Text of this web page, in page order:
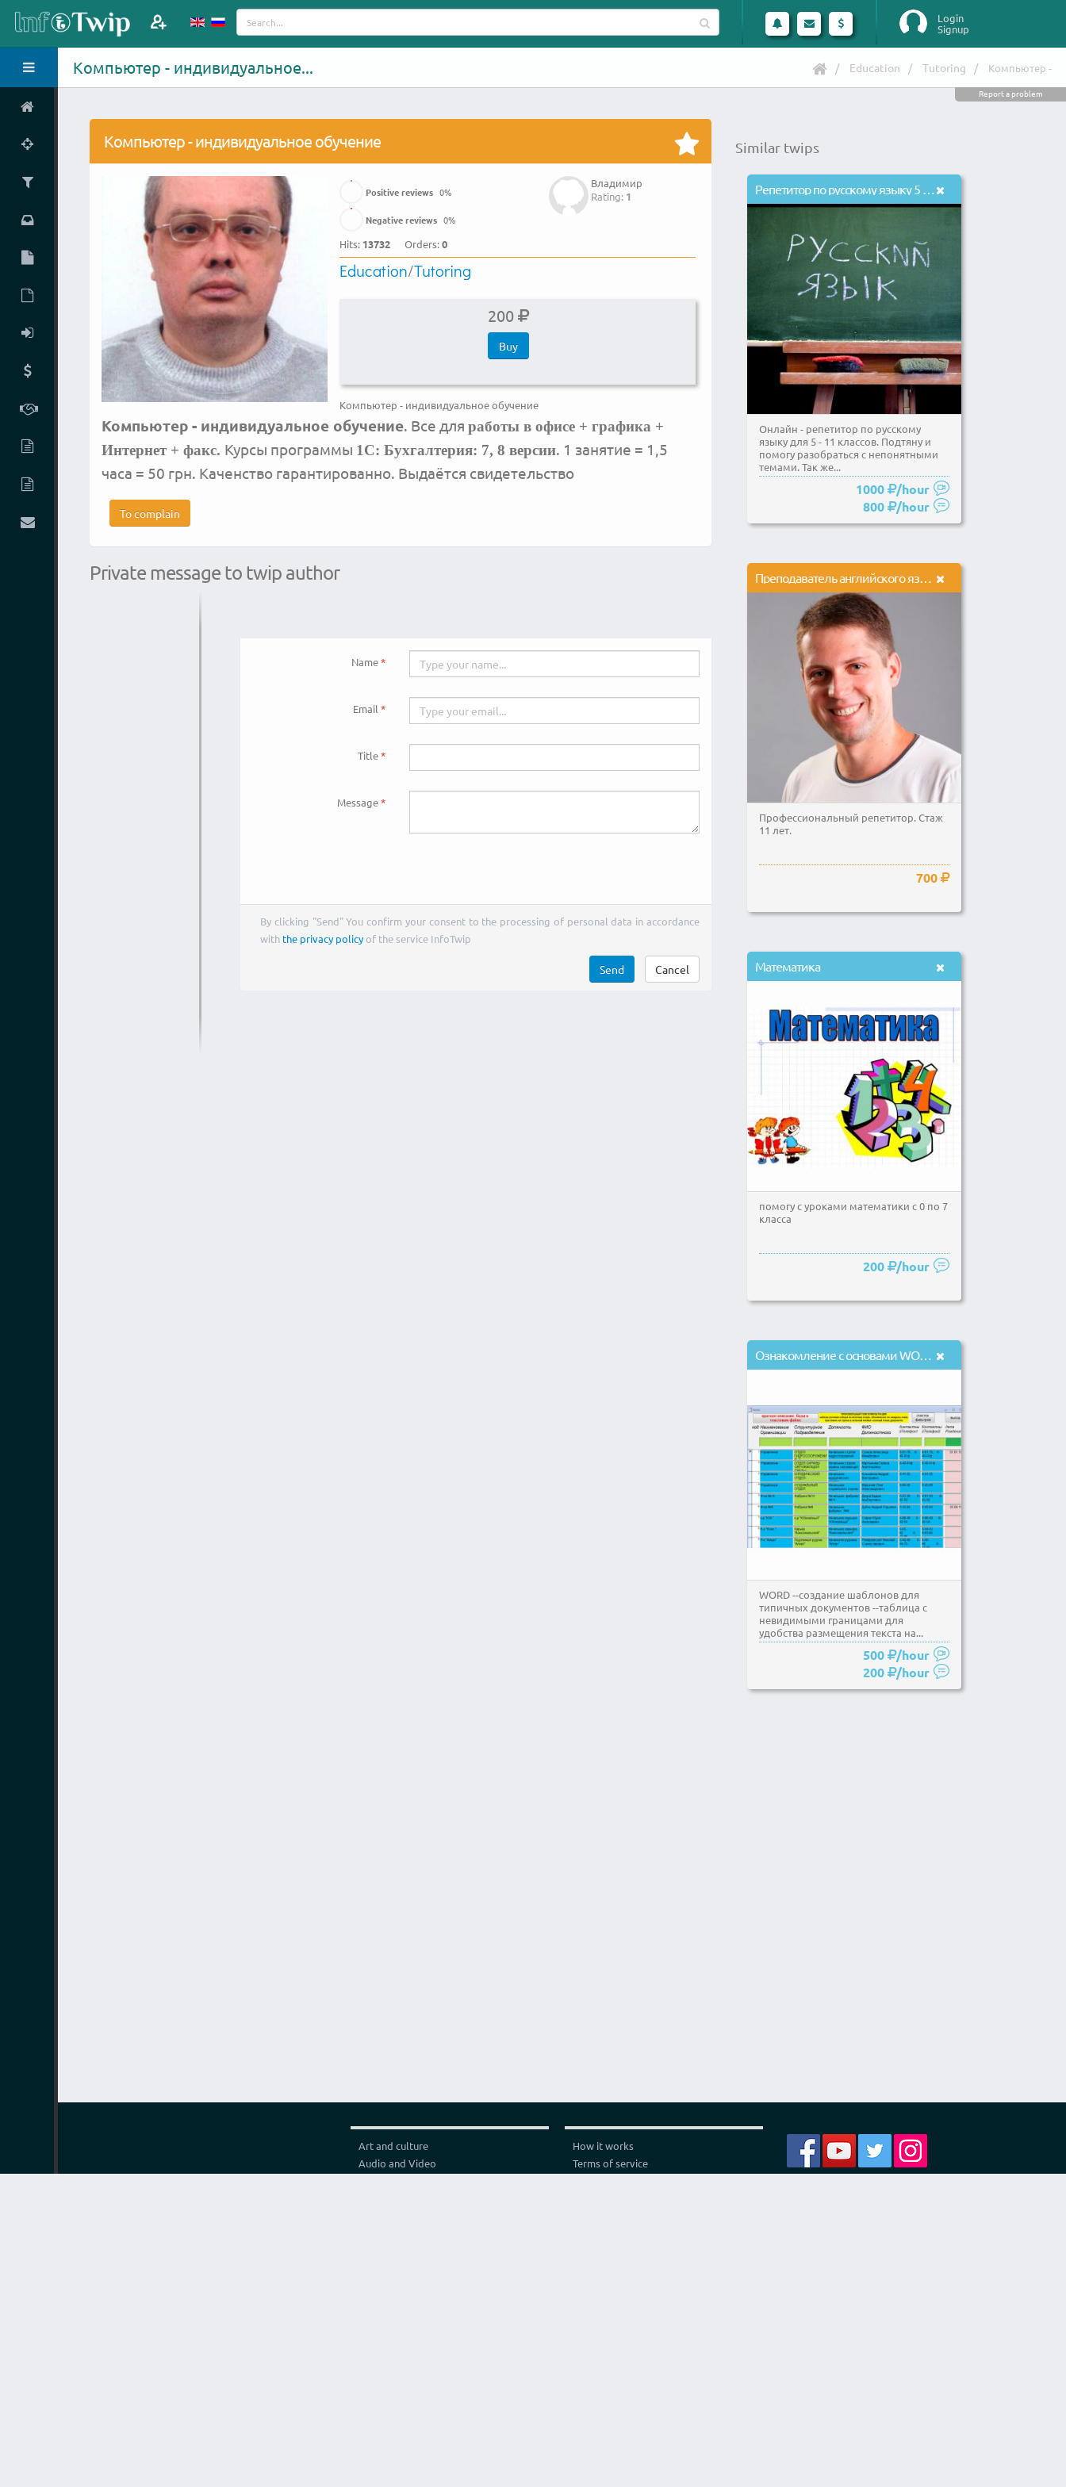
Login
Signup
Компьютер - индивидуальное... Education Tutoring Компьютер -
Report a problem
Компьютер - индивидуальное обучение
Владимир
Rating: 1
Positive reviews 0%
Negative reviews 0%
Hits: 13732 Orders:0
Education/Tutoring
200
Buy
Компьютер - индивидуальное обучение
Компьютер - индивидуальное обучение. Все для работы в офисе + графика +
Интернет + факс. Курсы программы 1С: Бухгалтерия: 7, 8 версии. 1 занятие = 1,5
часа = 50 грн. Каченство гарантированно. Выдаётся свидетельство
To complain
Private message to twip author
Name
Email
Title
Message
By clicking "Send" You confirm your consent to the processing of personal data in accordance
with the privacy policyof the service InfoTwip
Send Cancel
Similar twips
Репетитор по русскому языку 5 - 11 класс
Онлайн - репетитор по русскому
языку для 5 - 11 классов. Подтяну и
помогу разобраться с непонятными
темами. Так же...
1000
/hour
800
/hour
Преподаватель английского языка
Профессиональный репетитор. Стаж
11 лет.
700
Математика
помогу с уроками математики с 0 по 7
класса
200 /hour
Ознакомление с основами WORD, ACCESS, некоторыми удобными приемами работы
WORD --создание шаблонов для
типичных документов --таблица с
невидимыми границами для
удобства размещения текста на...
500
/hour
200
/hour
How it works
Terms of service
Art and culture
Audio and Video